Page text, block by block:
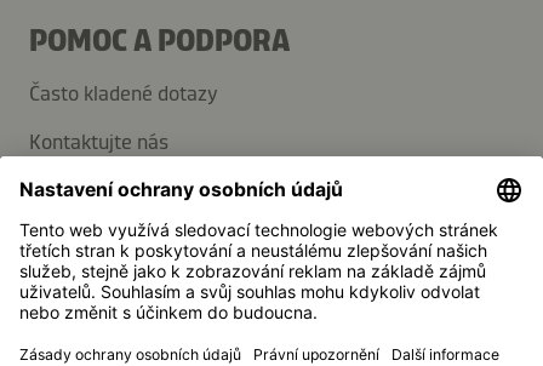
POMOC A PODPORA
Často kladené dotazy
Kontaktujte nás
Přihlaste se k odběru novinek
Média
Kikkoman je registrovaná ochranná známka společnosti
Kikkoman Corporation, Japonsko.